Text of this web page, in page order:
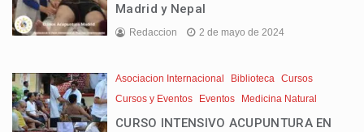
Madrid y Nepal
Redaccion 2 de mayo de 2024
Asociacion Internacional Biblioteca Cursos
Cursos y Eventos
Eventos Medicina Natural
CURSO INTENSIVO ACUPUNTURA EN